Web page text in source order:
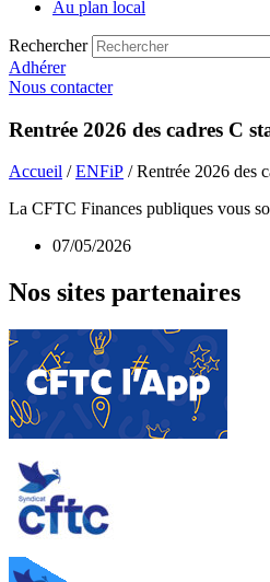
Au plan local
Rechercher
Adhérer
Nous contacter
Rentrée 2026 des cadres C
Accueil /ENFiP / Rentrée 2026 des
La CFTC Finances publiques vous
07/05/2026
Nos sites partenaires